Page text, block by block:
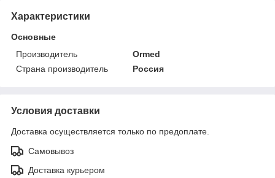
Характеристики
Основные
Производитель
Ormed
Страна производитель
Россия
Условия доставки
Доставка осуществляется только по предоплате.
Самовывоз
Доставка курьером